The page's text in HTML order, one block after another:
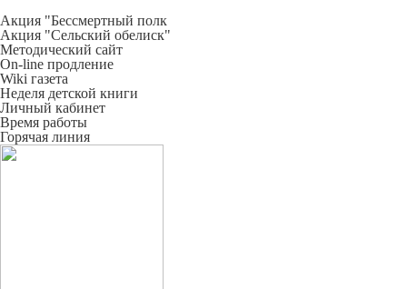
Акция "Бессмертный полк
Акция "Сельский обелиск"
Методический сайт
On-line продление
Wiki газета
Неделя детской книги
Личный кабинет
Время работы
Горячая линия